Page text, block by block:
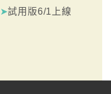
➤試用版6/1上線